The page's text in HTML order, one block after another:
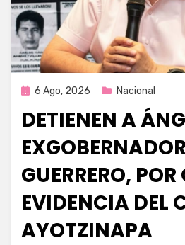
Publicada
6 Ago, 2026 Nacional
DETIENEN A
GUERRERO,
EVIDENCIA DEL
AYOTZINAPA